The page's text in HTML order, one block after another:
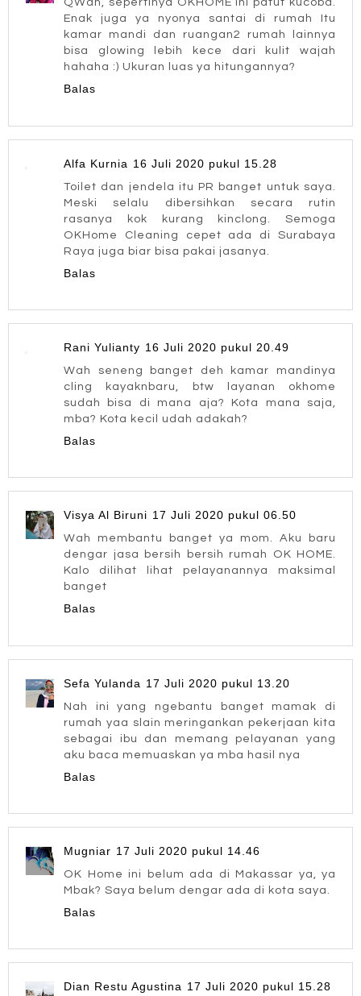
Enak juga ya nyonya santai di rumah Itu
kamar mandi dan ruangan2 rumah lainnya
bisa glowing lebih kece dari kulit wajah
hahaha :) Ukuran luas ya hitungannya?
Balas
Alfa Kurnia 16 Juli 2020 pukul 15.28
Toilet dan jendela itu PR banget untuk saya.
Meski selalu dibersihkan secara rutin
rasanya kok kurang kinclong. Semoga
OKHome Cleaning cepet ada di Surabaya
Raya juga biar bisa pakai jasanya.
Balas
Rani Yulianty 16 Juli 2020 pukul 20.49
Wah seneng banget deh kamar mandinya
cling kayaknbaru, btw layanan okhome
sudah bisa di mana aja? Kota mana saja,
mba? Kota kecil udah adakah?
Balas
Visya Al Biruni 17 Juli 2020 pukul 06.50
Wah membantu banget ya mom. Aku baru
dengar jasa bersih bersih rumah OK HOME.
Kalo dilihat lihat pelayanannya maksimal
banget
Balas
Sefa Yulanda 17 Juli 2020 pukul 13.20
Nah ini yang ngebantu banget mamak di
rumah yaa slain meringankan pekerjaan kita
sebagai ibu dan memang pelayanan yang
aku baca memuaskan ya mba hasil nya
Balas
Mugniar 17 Juli 2020 pukul 14.46
OK Home ini belum ada di Makassar ya, ya
Mbak? Saya belum dengar ada di kota saya.
Balas
Dian Restu Agustina 17 Juli 2020 pukul 15.28